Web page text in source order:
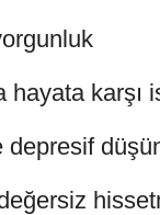
hayata karşı
depresif